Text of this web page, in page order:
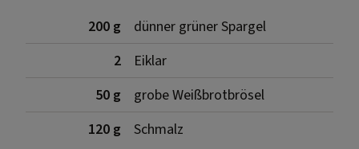
200 g
dünner grüner Spargel
2
Eiklar
50 g
grobe Weißbrotbrösel
120 g
Schmalz